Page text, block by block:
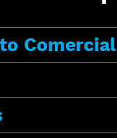
Comercial